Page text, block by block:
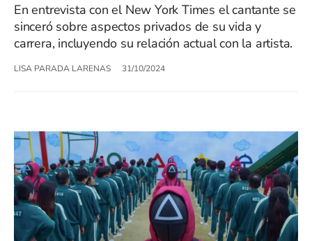
En entrevista con el New York Times el cantante se
sinceró sobre aspectos privados de su vida y
carrera, incluyendo su relación actual con la artista.
LISA PARADA LARENAS 31/10/2024